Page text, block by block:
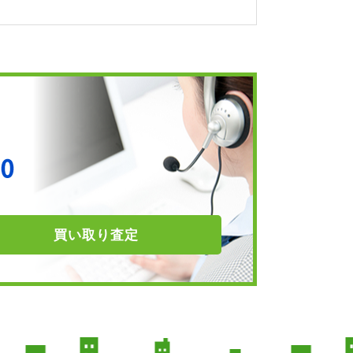
買い取り 査定